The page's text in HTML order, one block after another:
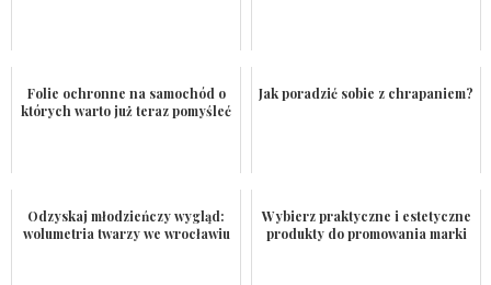
Folie ochronne na samochód o
których warto już teraz pomyśleć
Jak poradzić sobie z chrapaniem?
Odzyskaj młodzieńczy wygląd:
wolumetria twarzy we wrocławiu
Wybierz praktyczne i estetyczne
produkty do promowania marki